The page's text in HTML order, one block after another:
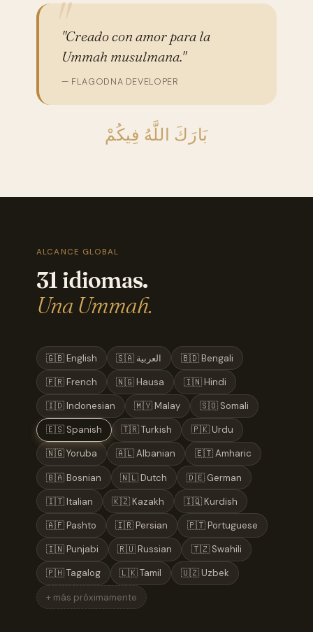
"Creado con amor para la
Ummah musulmana."
— FLAGODNA DEVELOPER
بَارَكَ اللَّهُ فِيكُمْ
ALCANCE GLOBAL
31 idiomas.
Una Ummah.
🇬🇧 English 🇸🇦 العربية 🇧🇩 Bengali
🇫🇷 French 🇳🇬 Hausa 🇮🇳 Hindi
🇮🇩 Indonesian 🇲🇾 Malay 🇸🇴 Somali
🇪🇸 Spanish 🇹🇷 Turkish 🇵🇰 Urdu
🇳🇬 Yoruba 🇦🇱 Albanian 🇪🇹 Amharic
🇧🇦 Bosnian 🇳🇱 Dutch 🇩🇪 German
🇮🇹 Italian 🇰🇿 Kazakh 🇮🇶 Kurdish
🇦🇫 Pashto 🇮🇷 Persian 🇵🇹 Portuguese
🇮🇳 Punjabi 🇷🇺 Russian 🇹🇿 Swahili
🇵🇭 Tagalog 🇱🇰 Tamil 🇺🇿 Uzbek
+ más próximamente